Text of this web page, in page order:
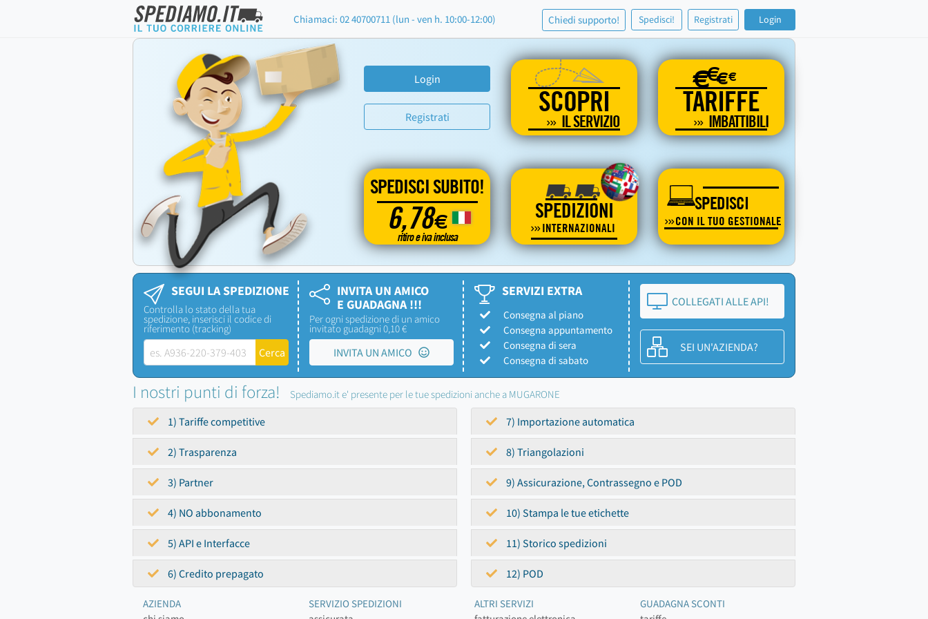
Chiamaci: 02 40700711 (lun - ven h. 10:00-12:00) Chiedi supporto! Spedisci! Registrati Login
Login
Registrati SCOPRI
IL SERVIZIO
€€€€
TARIFFE
IMBATTIBILI
SPEDISCI SUBITO!
6,78€
ritiro e iva inclusa
SPEDIZIONI
INTERNAZIONALI
SPEDISCI
CON IL TUO GESTIONALE
SEGUI LA SPEDIZIONE
Controlla lo stato della tua
spedizione, inserisci il codice di
riferimento (tracking)
INVITA UN AMICO
E GUADAGNA !!!
Per ogni spedizione di un amico
invitato guadagni 0,10 €
INVITA UN AMICO
SERVIZI EXTRA
Consegna al piano
Consegna appuntamento
Consegna di sera
Consegna di sabato
COLLEGATI ALLE API!
SEI UN'AZIENDA?
I nostri punti di forza! Spediamo.it e' presente per le tue spedizioni anche a MUGARONE
1) Tariffe competitive
2) Trasparenza
3) Partner
4) NO abbonamento
5) API e Interfacce
6) Credito prepagato
7) Importazione automatica
8) Triangolazioni
9) Assicurazione, Contrassegno e POD
10) Stampa le tue etichette
11) Storico spedizioni
12) POD
AZIENDA
SERVIZIO SPEDIZIONI
ALTRI SERVIZI
GUADAGNA SCONTI